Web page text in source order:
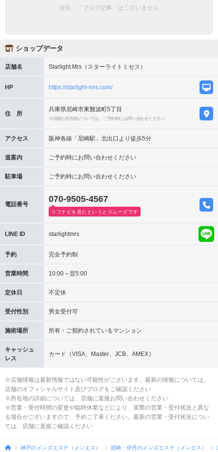
現在、「ブログ記事」はございません
ショップデータ
店舗名 Starlight.Mrs（スターライトミセス）
HP https://starlight-mrs.com/
住 所
兵庫県尼崎市東難波町5丁目
※詳細な所在地については、ご予約時にお問い合わせください
アクセス 阪神各線「尼崎駅」北出口より徒歩5分
道案内 ご予約時にお問い合わせください
駐車場 ご予約時にお問い合わせください
電話番号
070-9505-4567
リフナビを見たというとスムーズです
LINE ID starlightmrs
予約 完全予約制
営業時間 10:00～翌5:00
定休日 不定休
受付性別 男女受付可
施術場所 所有・ご契約されているマンション
キャッシュ
レス
カード（VISA、Master、JCB、AMEX）
※店舗情報は最新情報ではない可能性がございます。最新の情報については、
店舗のオフィシャルサイト及びブログをご確認ください
※所在地の詳細については、店舗に直接お問い合わせください
※営業・受付時間の変更や臨時休業などにより、実際の営業・受付状況と異な
る場合がございますので、予めご了承ください。最新の営業・受付状況につい
ては、店舗に直接ご確認ください
神戸のメンズエステ（メンエス） 尼崎・伊丹のメンズエステ（メンエス）